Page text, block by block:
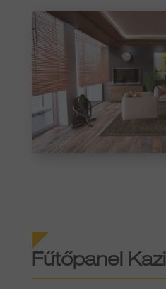
Fűtőpanel